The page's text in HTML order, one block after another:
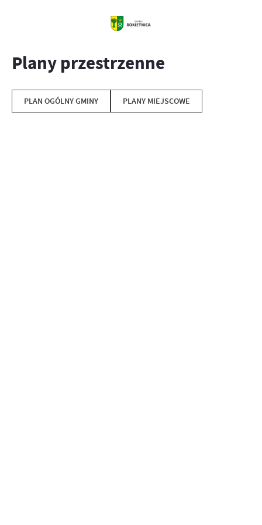
Plany przestrzenne
PLAN OGÓLNY GMINY PLANY MIEJSCOWE